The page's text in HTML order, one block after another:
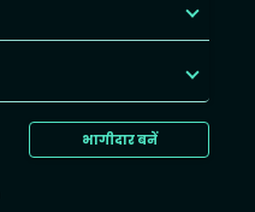
भागीदार बनें